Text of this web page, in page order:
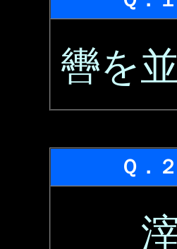
轡を
Ｑ．